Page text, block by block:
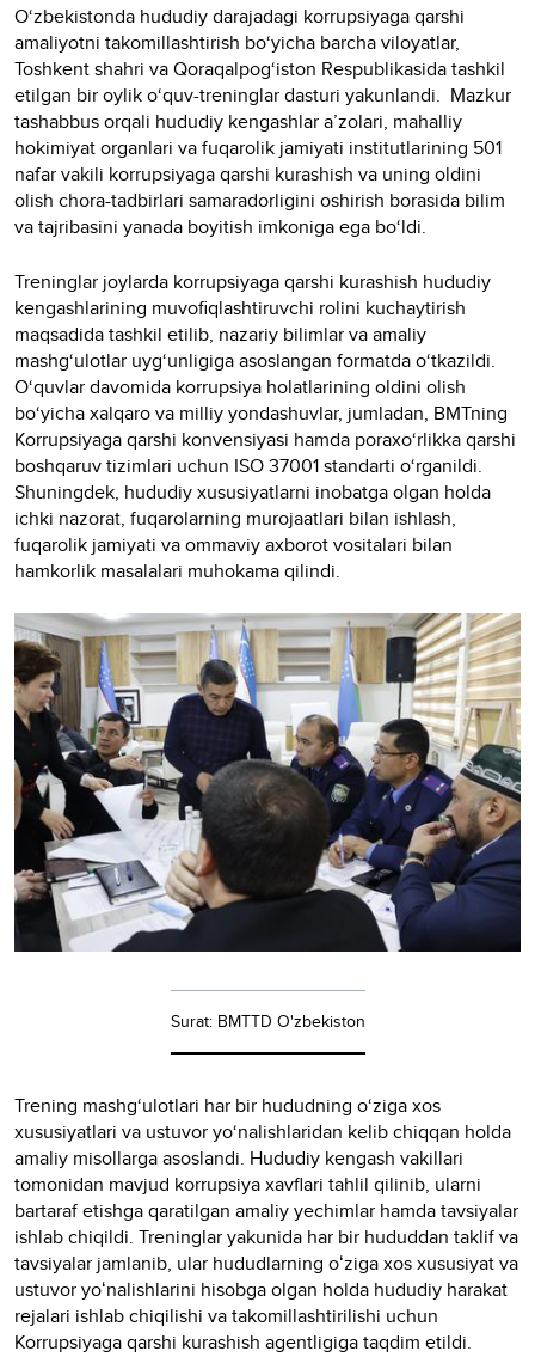
O‘zbekistonda hududiy darajadagi korrupsiyaga qarshi
amaliyotni takomillashtirish bo‘yicha barcha viloyatlar,
Toshkent shahri va Qoraqalpog‘iston Respublikasida tashkil
etilgan bir oylik o‘quv-treninglar dasturi yakunlandi. Mazkur
tashabbus orqali hududiy kengashlar a’zolari, mahalliy
hokimiyat organlari va fuqarolik jamiyati institutlarining 501
nafar vakili korrupsiyaga qarshi kurashish va uning oldini
olish chora-tadbirlari samaradorligini oshirish borasida bilim
va tajribasini yanada boyitish imkoniga ega bo‘ldi.
Treninglar joylarda korrupsiyaga qarshi kurashish hududiy
kengashlarining muvofiqlashtiruvchi rolini kuchaytirish
maqsadida tashkil etilib, nazariy bilimlar va amaliy
mashg‘ulotlar uyg‘unligiga asoslangan formatda o‘tkazildi.
O‘quvlar davomida korrupsiya holatlarining oldini olish
bo‘yicha xalqaro va milliy yondashuvlar, jumladan, BMTning
Korrupsiyaga qarshi konvensiyasi hamda poraxo‘rlikka qarshi
boshqaruv tizimlari uchun ISO 37001 standarti o‘rganildi.
Shuningdek, hududiy xususiyatlarni inobatga olgan holda
ichki nazorat, fuqarolarning murojaatlari bilan ishlash,
fuqarolik jamiyati va ommaviy axborot vositalari bilan
hamkorlik masalalari muhokama qilindi.
Surat: BMTTD O'zbekiston
Trening mashg‘ulotlari har bir hududning o‘ziga xos
xususiyatlari va ustuvor yo‘nalishlaridan kelib chiqqan holda
amaliy misollarga asoslandi. Hududiy kengash vakillari
tomonidan mavjud korrupsiya xavflari tahlil qilinib, ularni
bartaraf etishga qaratilgan amaliy yechimlar hamda tavsiyalar
ishlab chiqildi. Treninglar yakunida har bir hududdan taklif va
tavsiyalar jamlanib, ular hududlarning oʻziga xos xususiyat va
ustuvor yoʻnalishlarini hisobga olgan holda hududiy harakat
rejalari ishlab chiqilishi va takomillashtirilishi uchun
Korrupsiyaga qarshi kurashish agentligiga taqdim etildi.